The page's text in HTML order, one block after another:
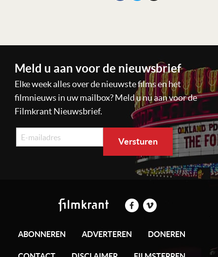
Meld u aan voor de nieuwsbrief
Elke week alles over de nieuwste films en het
filmnieuws in uw mailbox? Meld u nu aan voor de
Filmkrant Nieuwsbrief.
ABONNEREN ADVERTEREN DONEREN